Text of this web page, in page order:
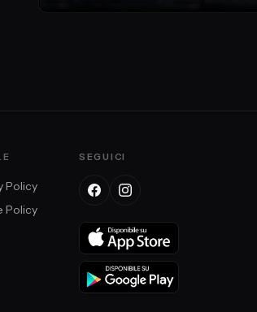
Policy
Policy
SEGUICI